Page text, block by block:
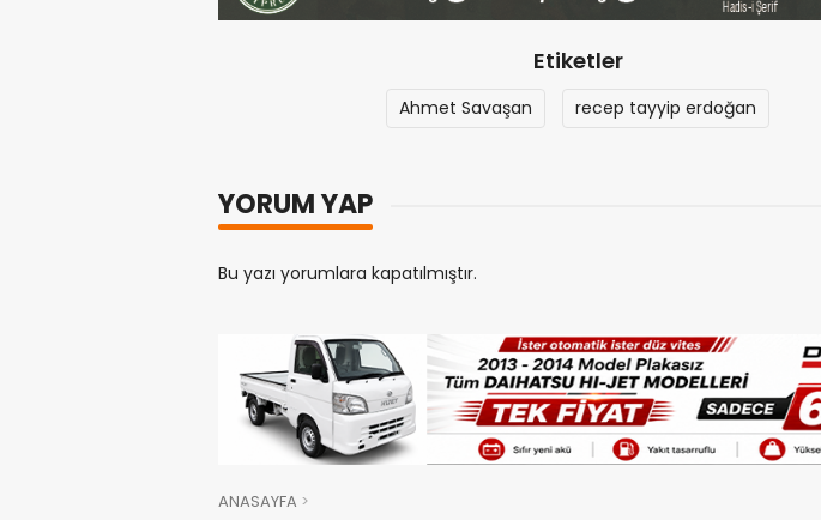
Etiketler
Ahmet Savaşan recep tayyip erdoğan
YORUM YAP
Bu yazı yorumlara kapatılmıştır.
ANASAYFA